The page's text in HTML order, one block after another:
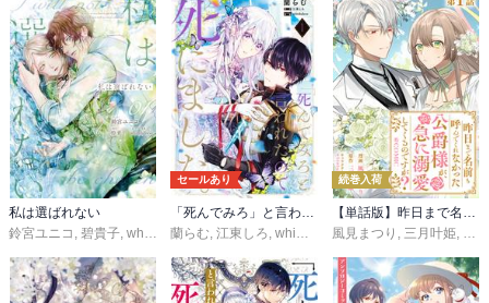
私は選ばれない
鈴宮ユニコ , 碧貴子, whimhalooo
セールあり
「死んでみろ」と言われたので死にました。
蘭らむ, 江東しろ, whimhalooo
続巻入荷
【単話版】昨日まで名前も呼んでくれなかった公爵様が、急に溺愛してくるのですが？@COMIC
風見まつり , 三月叶姫,